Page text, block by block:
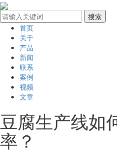
首页
关于
产品
新闻
联系
案例
视频
文章
豆腐生产线如
率？